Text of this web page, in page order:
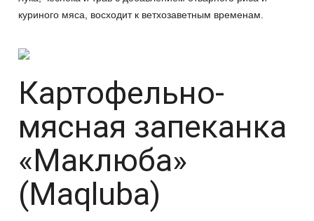
куриного мяса, восходит к ветхозаветным временам.
Картофельно-
мясная запеканка
«Маклюба»
(Maqluba)